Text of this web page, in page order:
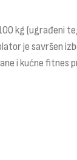
kg (ugrađeni
je savršen
i kućne fitnes